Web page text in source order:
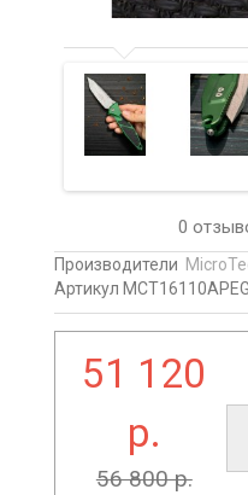
0
Производители
Артикул MCT16110APEG
51 120
р.
56 800 р.